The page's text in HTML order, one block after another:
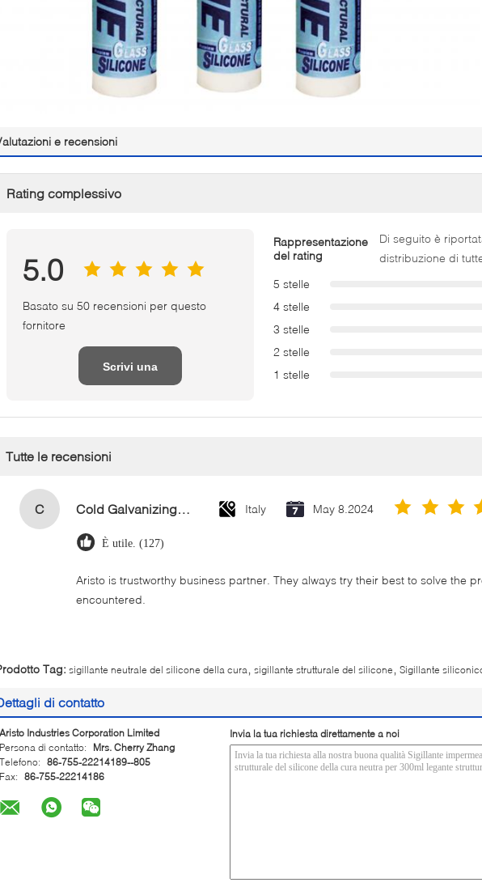
e recensioni
Rating complessivo
5.0
Basato su 50 recensioni per questo
fornitore
Scrivi una
Rappresentazione
del rating
Di seguito è
distribuzione di
5 stelle
4 stelle
3 stelle
2 stelle
1 stelle
Tutte le recensioni
C Cold Galvanizing Zinc Spray Paint 400ml Italy May 8.2024
È utile. (127)
Aristo is trustworthy business partner. They always try their best to solve the
encountered.
Tag: sigillante neutrale del silicone della cura sigillante strutturale del silicone Sigillante
di contatto
Aristo Industries Corporation Limited
Persona di contatto:
Mrs. Cherry Zhang
Telefono: 86-755-22214189--805
Fax: 86-755-22214186
Invia la tua richiesta direttamente a noi